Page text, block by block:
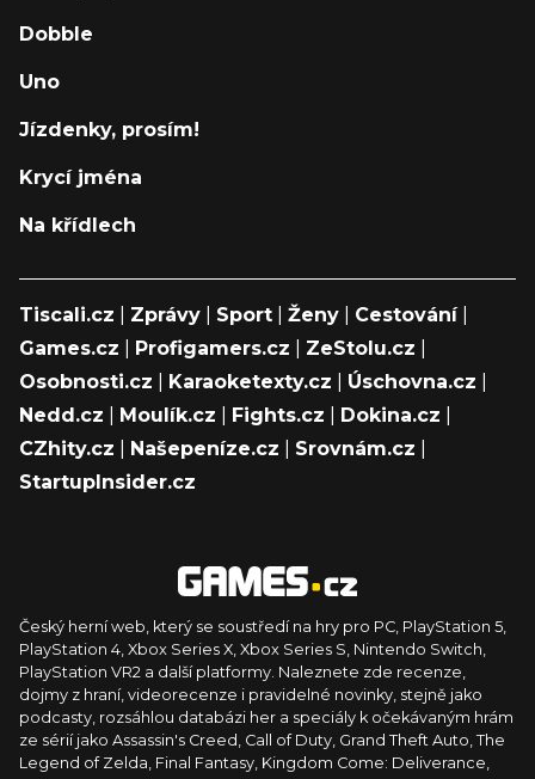
Dobble
Uno
Jízdenky, prosím!
Krycí jména
Na křídlech
Tiscali.cz Zprávy Sport Ženy Cestování|
Games.cz
Profigamers.cz ZeStolu.cz
Osobnosti.cz
Karaoketexty.cz Úschovna.cz
Nedd.cz
Moulík.cz Fights.cz Dokina.cz
CZhity.cz
Našepeníze.cz Srovnám.cz
StartupInsider.cz
Český herní web, který se soustředí na hry pro PC, PlayStation 5,
PlayStation 4, Xbox Series X, Xbox Series S, Nintendo Switch,
PlayStation VR2 a další platformy. Naleznete zde recenze,
dojmy z hraní, videorecenze i pravidelné novinky, stejně jako
podcasty, rozsáhlou databázi her a speciály k očekávaným hrám
ze sérií jako Assassin's Creed, Call of Duty, Grand Theft Auto, The
Legend of Zelda, Final Fantasy, Kingdom Come: Deliverance,